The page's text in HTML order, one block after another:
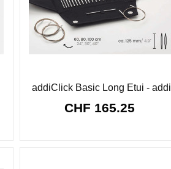
addiClick Basic Long Etui - addi
CHF 165.25